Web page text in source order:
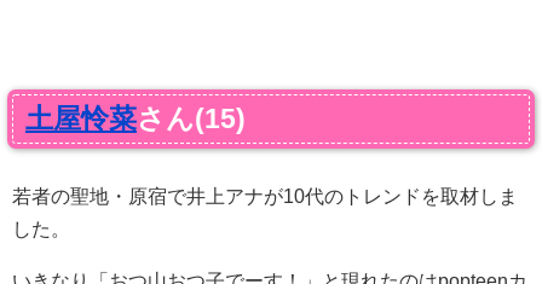
土屋怜菜さん(15)
若者の聖地・原宿で井上アナが10代のトレンドを取材しま
した。